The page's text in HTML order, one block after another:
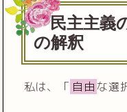
民主主義
の解釈
私は、「 自由な選